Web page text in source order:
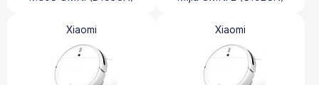
Xiaomi Xiaomi